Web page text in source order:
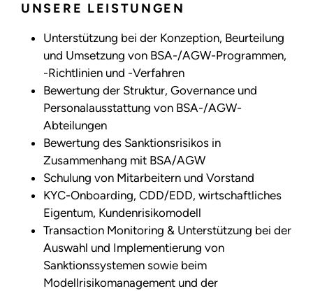
UNSERE LEISTUNGEN
Unterstützung bei der Konzeption, Beurteilung
und Umsetzung von BSA-/AGW-Programmen,
-Richtlinien und -Verfahren
Bewertung der Struktur, Governance und
Personalausstattung von BSA-/AGW-
Abteilungen
Bewertung des Sanktionsrisikos in
Zusammenhang mit BSA/AGW
Schulung von Mitarbeitern und Vorstand
KYC-Onboarding, CDD/EDD, wirtschaftliches
Eigentum, Kundenrisikomodell
Transaction Monitoring & Unterstützung bei der
Auswahl und Implementierung von
Sanktionssystemen sowie beim
Modellrisikomanagement und der